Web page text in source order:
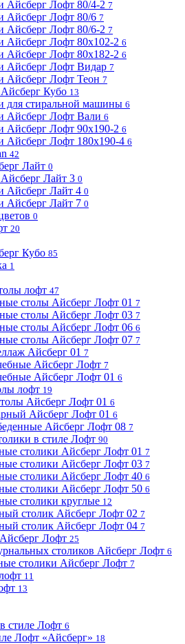
Айсберг Лофт 80/4-2 7
Айсберг Лофт 80/6 7
Айсберг Лофт 80/6-2 7
Айсберг Лофт 80х102-2 6
Айсберг Лофт 80х182-2 6
Айсберг Лофт Видар 7
Айсберг Лофт Теон 7
Кубо 13
для стиральной машины 6
Айсберг Лофт Вали 6
Айсберг Лофт 90х190-2 6
Айсберг Лофт 180х190-4 6
42
Лайт 0
Лайт 3 0
Айсберг Лайт 4 0
Айсберг Лайт 7 0
0
20
Кубо 85
1
лофт 47
столы Айсберг Лофт 01 7
столы Айсберг Лофт 03 7
столы Айсберг Лофт 06 6
столы Айсберг Лофт 07 7
Айсберг 01 7
Айсберг Лофт 7
Айсберг Лофт 01 6
лофт 19
Айсберг Лофт 01 6
Айсберг Лофт 01 6
Айсберг Лофт 08 7
в стиле Лофт 90
столики Айсберг Лофт 01 7
столики Айсберг Лофт 03 7
столики Айсберг Лофт 40 6
столики Айсберг Лофт 50 6
столики круглые 12
столик Айсберг Лофт 02 7
столик Айсберг Лофт 04 7
Лофт 25
столиков Айсберг Лофт 6
столики Айсберг Лофт 7
11
13
стиле Лофт 6
Лофт «Айсберг» 18